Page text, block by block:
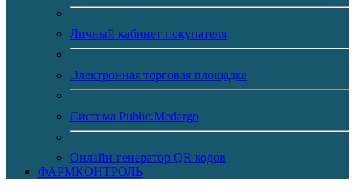
Личный кабинет покупателя
Электронная торговая площадка
Система Public.Medargo
Онлайн-генератор QR кодов
ФАРМКОНТРОЛЬ